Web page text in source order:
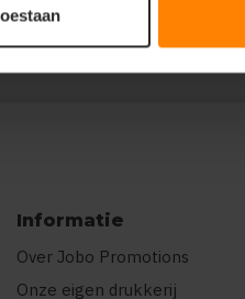
Informatie
Over Jobo Promotions
Onze eigen drukkerij